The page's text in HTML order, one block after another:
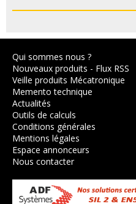
Qui sommes nous ?
Nouveaux produits - Flux RSS
Veille produits Mécatronique
Memento technique
Actualités
Outils de calculs
Conditions générales
Mentions légales
Espace annonceurs
Nous contacter